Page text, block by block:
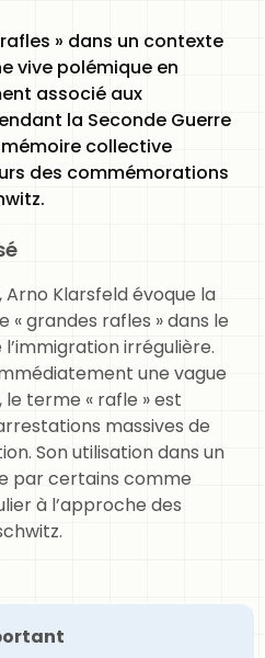
» dans un contexte
vive polémique en
associé aux
la Seconde Guerre
collective
des commémorations
Arno Klarsfeld évoque la
« grandes rafles » dans le
irrégulière.
une vague
terme « rafle » est
massives de
Son utilisation dans un
par certains comme
à l’approche des